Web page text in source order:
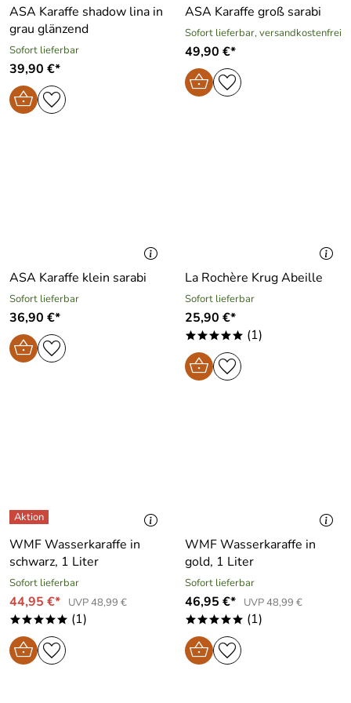
ASA Karaffe shadow lina in
grau glänzend
Sofort lieferbar
39,90 €*
ASA Karaffe groß sarabi
Sofort lieferbar, versandkostenfrei
49,90 €*
ASA Karaffe klein sarabi
Sofort lieferbar
36,90 €*
La Rochère Krug Abeille
Sofort lieferbar
25,90 €*
***** (1)
WMF Wasserkaraffe in
schwarz, 1 Liter
Sofort lieferbar
44,95 €* UVP 48,99 €
***** (1)
WMF Wasserkaraffe in
gold, 1 Liter
Sofort lieferbar
46,95 €* UVP 48,99 €
***** (1)